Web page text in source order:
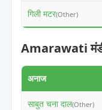
गिली मटर(Other)
Amarawati
अनाज
साबुत चना दाल(Other)